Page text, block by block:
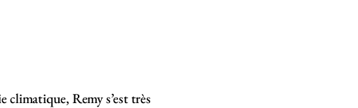
climatique, Remy s’est très